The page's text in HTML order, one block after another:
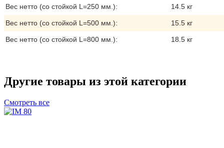
Вес нетто (со стойкой L=250 мм.): 14.5 кг
Вес нетто (со стойкой L=500 мм.): 15.5 кг
Вес нетто (со стойкой L=800 мм.): 18.5 кг
Другие товары из этой категории
Смотреть все